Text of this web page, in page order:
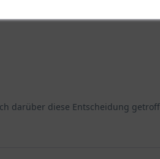
darüber diese Entscheidung